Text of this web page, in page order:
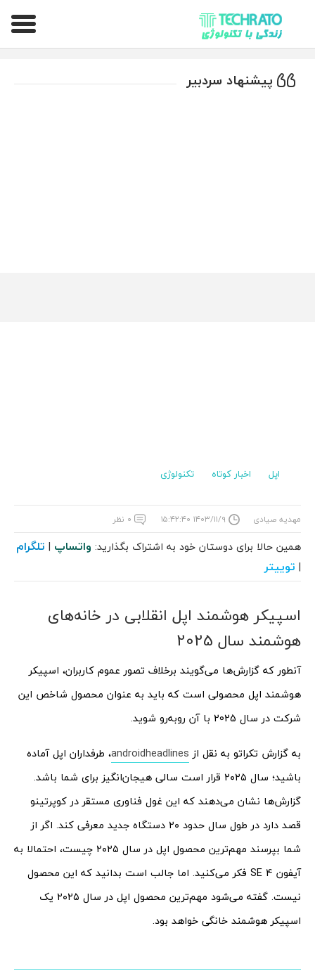
تکراتو – زندگی با تکنولوژی
پیشنهاد سردبیر
اپل اخبار کوتاه تکنولوژی
مهدیه صیادی ۱۴۰۳/۱۱/۹ ۱۵:۴۲:۴۰ ۰ نظر
همین حالا برای دوستان خود به اشتراک بگذارید: واتساپ | تلگرام
| توییتر
اسپیکر هوشمند اپل انقلابی در خانه‌های
هوشمند سال 2025
آنطور که گزارش‌ها می‌گویند برخلاف تصور عموم کاربران، اسپیکر
هوشمند اپل محصولی است که باید به عنوان محصول شاخص این
شرکت در سال 2025 با آن روبه‌رو شوید.
به گزارش تکراتو به نقل از androidheadlines، طرفداران اپل آماده
باشید؛ سال ۲۰۲۵ قرار است سالی هیجان‌انگیز برای شما باشد.
گزارش‌ها نشان می‌دهند که این غول فناوری مستقر در کوپرتینو
قصد دارد در طول سال حدود ۲۰ دستگاه جدید معرفی کند. اگر از
شما بپرسند مهم‌ترین محصول اپل در سال ۲۰۲۵ چیست، احتمالا به
آیفون SE 4 فکر می‌کنید. اما جالب است بدانید که این محصول
نیست. گفته می‌شود مهم‌ترین محصول اپل در سال ۲۰۲۵ یک
اسپیکر هوشمند خانگی خواهد بود.